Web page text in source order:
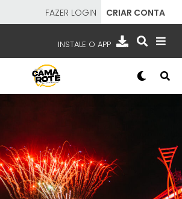
FAZER LOGIN CRIAR CONTA
INSTALE O APP
BRASILEIRO DE TELEVISÃO